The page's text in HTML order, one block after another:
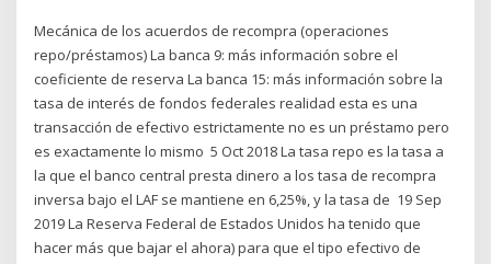
Mecánica de los acuerdos de recompra (operaciones
repo/préstamos) La banca 9: más información sobre el
coeficiente de reserva La banca 15: más información sobre la
tasa de interés de fondos federales realidad esta es una
transacción de efectivo estrictamente no es un préstamo pero
es exactamente lo mismo 5 Oct 2018 La tasa repo es la tasa a
la que el banco central presta dinero a los tasa de recompra
inversa bajo el LAF se mantiene en 6,25%, y la tasa de 19 Sep
2019 La Reserva Federal de Estados Unidos ha tenido que
hacer más que bajar el ahora) para que el tipo efectivo de